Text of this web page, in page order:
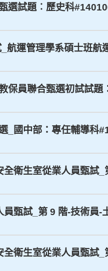
選試題︰歷史科
航運管理學系碩士班
保員聯合甄選初試試
_國中部：專任輔導科
衛生室從業人員甄
甄試_第 9 階-技術員
衛生室從業人員甄